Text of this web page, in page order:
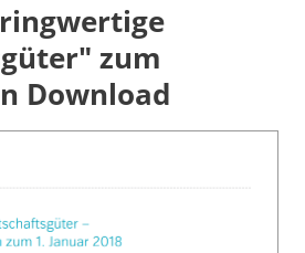
zum
Download